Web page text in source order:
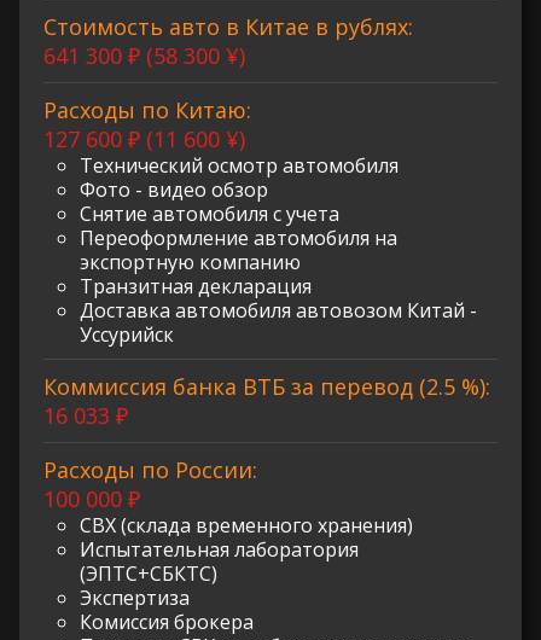
Стоимость авто в Китае в рублях:
641 300 ₽ (58 300 ¥)
Расходы по Китаю:
127 600 ₽ (11 600 ¥)
Технический осмотр автомобиля
Фото - видео обзор
Снятие автомобиля с учета
Переоформление автомобиля на
экспортную компанию
Транзитная декларация
Доставка автомобиля автовозом Китай -
Уссурийск
Коммиссия банка ВТБ за перевод (2.5 %):
16 033 ₽
Расходы по России:
100 000 ₽
СВХ (склада временного хранения)
Испытательная лаборатория
(ЭПТС+СБКТС)
Экспертиза
Комиссия брокера